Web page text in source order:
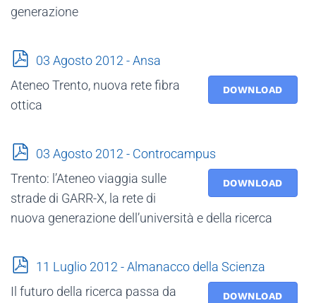
generazione
p
f
03 Agosto 2012 - Ansa
DOWNLOAD
Ateneo Trento, nuova rete fibra
ottica
p
f
03 Agosto 2012 - Controcampus
DOWNLOAD
Trento: l’Ateneo viaggia sulle
strade di GARR-X, la rete di
nuova generazione dell’università e della ricerca
p
f
11 Luglio 2012 - Almanacco della Scienza
DOWNLOAD
Il futuro della ricerca passa da